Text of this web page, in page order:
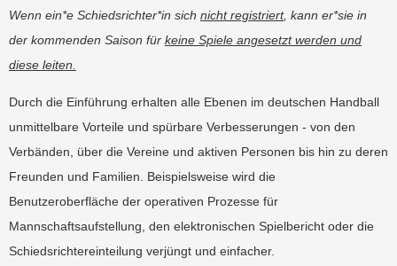
Wenn ein*e Schiedsrichter*in sich nicht registriert, kann er*sie in
der kommenden Saison für keine Spiele angesetzt werden und
diese leiten.
Durch die Einführung erhalten alle Ebenen im deutschen Handball
unmittelbare Vorteile und spürbare Verbesserungen - von den
Verbänden, über die Vereine und aktiven Personen bis hin zu deren
Freunden und Familien. Beispielsweise wird die
Benutzeroberfläche der operativen Prozesse für
Mannschaftsaufstellung, den elektronischen Spielbericht oder die
Schiedsrichtereinteilung verjüngt und einfacher.